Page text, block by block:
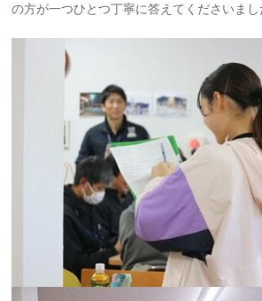
の方が一つひとつ丁寧に答えてくださいまし